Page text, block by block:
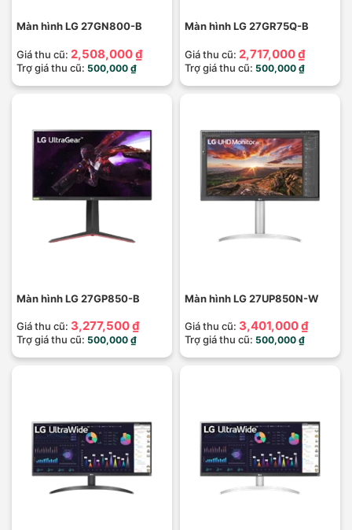
Màn hình LG 27GN800-B
Giá thu cũ: 2,508,000 ₫
Trợ giá thu cũ: 500,000 ₫
Màn hình LG 27GR75Q-B
Giá thu cũ: 2,717,000 ₫
Trợ giá thu cũ: 500,000 ₫
Màn hình LG 27GP850-B
Giá thu cũ: 3,277,500 ₫
Trợ giá thu cũ: 500,000 ₫
Màn hình LG 27UP850N-W
Giá thu cũ: 3,401,000 ₫
Trợ giá thu cũ: 500,000 ₫